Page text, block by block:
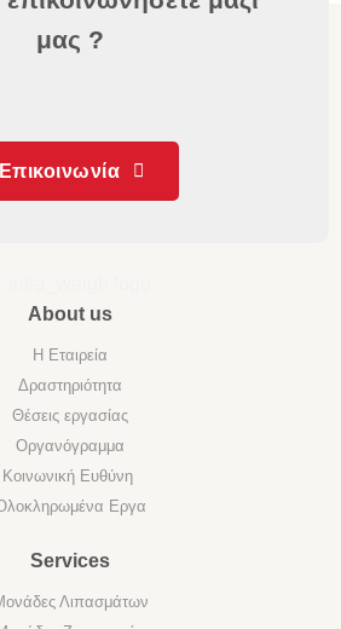
μας ?
Επικοινωνία
About us
Η Εταιρεία
Δραστηριότητα
Θέσεις εργασίας
Οργανόγραμμα
Κοινωνική Ευθύνη
Εργα
Services
Λιπασμάτων